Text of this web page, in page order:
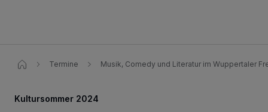
Termine Musik, Comedy und Literatur im Wuppertaler
Kultursommer 2024